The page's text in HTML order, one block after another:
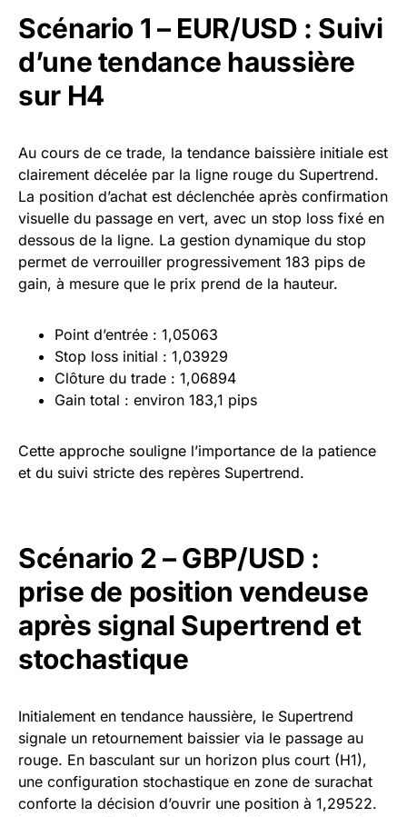
Scénario 1 – EUR/USD : Suivi
d’une tendance haussière
sur H4
Au cours de ce trade, la tendance baissière initiale est
clairement décelée par la ligne rouge du Supertrend.
La position d’achat est déclenchée après confirmation
visuelle du passage en vert, avec un stop loss fixé en
dessous de la ligne. La gestion dynamique du stop
permet de verrouiller progressivement 183 pips de
gain, à mesure que le prix prend de la hauteur.
Point d’entrée : 1,05063
Stop loss initial : 1,03929
Clôture du trade : 1,06894
Gain total : environ 183,1 pips
Cette approche souligne l’importance de la patience
et du suivi stricte des repères Supertrend.
Scénario 2 – GBP/USD :
prise de position vendeuse
après signal Supertrend et
stochastique
Initialement en tendance haussière, le Supertrend
signale un retournement baissier via le passage au
rouge. En basculant sur un horizon plus court (H1),
une configuration stochastique en zone de surachat
conforte la décision d’ouvrir une position à 1,29522.